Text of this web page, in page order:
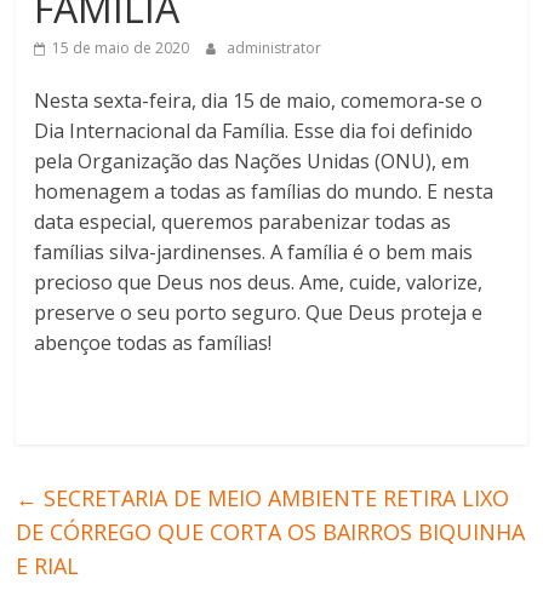
15 de maio de 2020 administrator
Nesta sexta-feira, dia 15 de maio, comemora-se o
Dia Internacional da Família. Esse dia foi definido
pela Organização das Nações Unidas (ONU), em
homenagem a todas as famílias do mundo. E nesta
data especial, queremos parabenizar todas as
famílias silva-jardinenses. A família é o bem mais
precioso que Deus nos deus. Ame, cuide, valorize,
preserve o seu porto seguro. Que Deus proteja e
abençoe todas as famílias!
← SECRETARIA DE MEIO AMBIENTE RETIRA LIXO
DE CÓRREGO QUE CORTA OS BAIRROS BIQUINHA
E RIAL